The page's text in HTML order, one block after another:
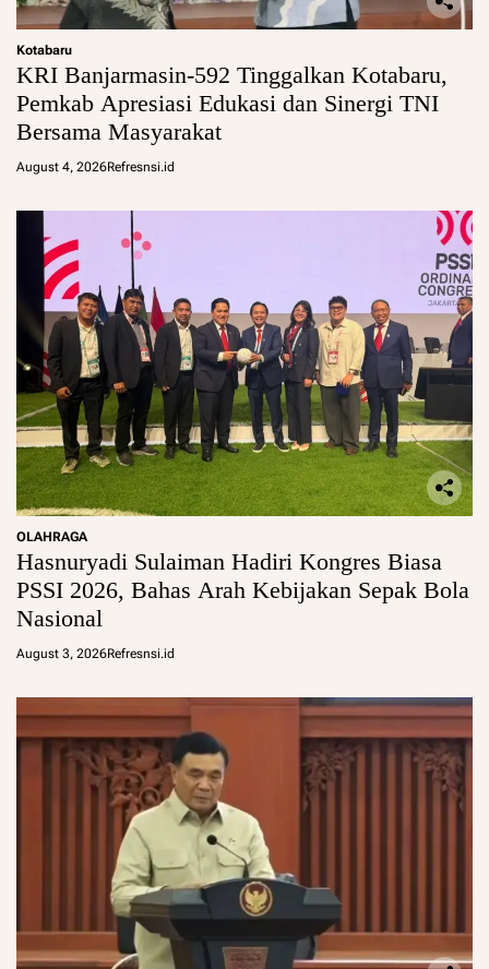
Kotabaru
KRI Banjarmasin-592 Tinggalkan Kotabaru,
Pemkab Apresiasi Edukasi dan Sinergi TNI
Bersama Masyarakat
August 4, 2026Refresnsi.id
OLAHRAGA
Hasnuryadi Sulaiman Hadiri Kongres Biasa
PSSI 2026, Bahas Arah Kebijakan Sepak Bola
Nasional
August 3, 2026Refresnsi.id